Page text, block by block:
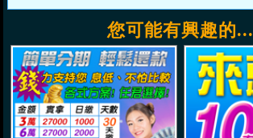
您可能有興趣的...